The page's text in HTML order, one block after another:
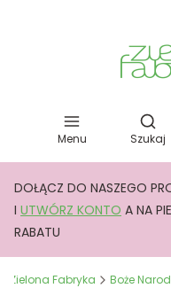
Menu Szukaj
DOŁĄCZ DO NASZEGO
I UTWÓRZ KONTO A NA
RABATU
Zielona Fabryka Boże